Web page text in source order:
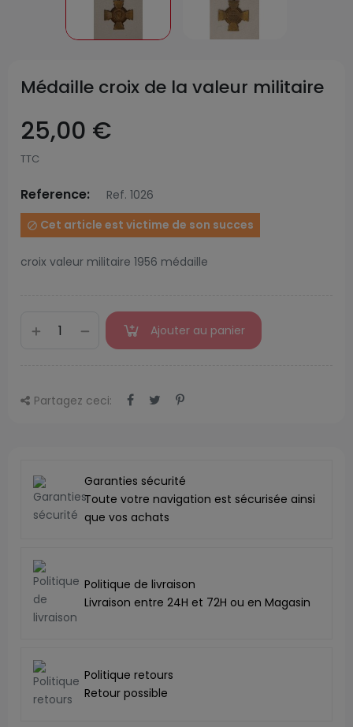
Médaille croix de la valeur militaire
25,00 €
TTC
Reference: Ref. 1026
 Cet article est victime de son succes
croix valeur militaire 1956 médaille
Ajouter au panier
Partagez ceci:
Garanties sécurité
Toute votre navigation est sécurisée ainsi
que vos achats
Politique de livraison
Livraison entre 24H et 72H ou en Magasin
Politique retours
Retour possible